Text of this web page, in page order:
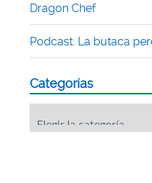
Dragon Chef
Podcast: La butaca
Categorías